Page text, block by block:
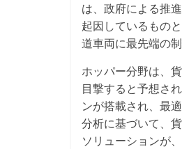
は、政府による推
起因しているもの
道車両に最先端の
ホッパー分野は、
目撃すると予想さ
ンが搭載され、最
分析に基づいて、
ソリューションが